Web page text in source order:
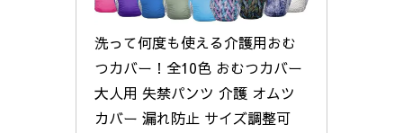
洗って何度も使える介護用おむ
つカバー！全10色 おむつカバー
大人用 失禁パンツ 介護 オムツ
カバー 漏れ防止 サイズ調整可